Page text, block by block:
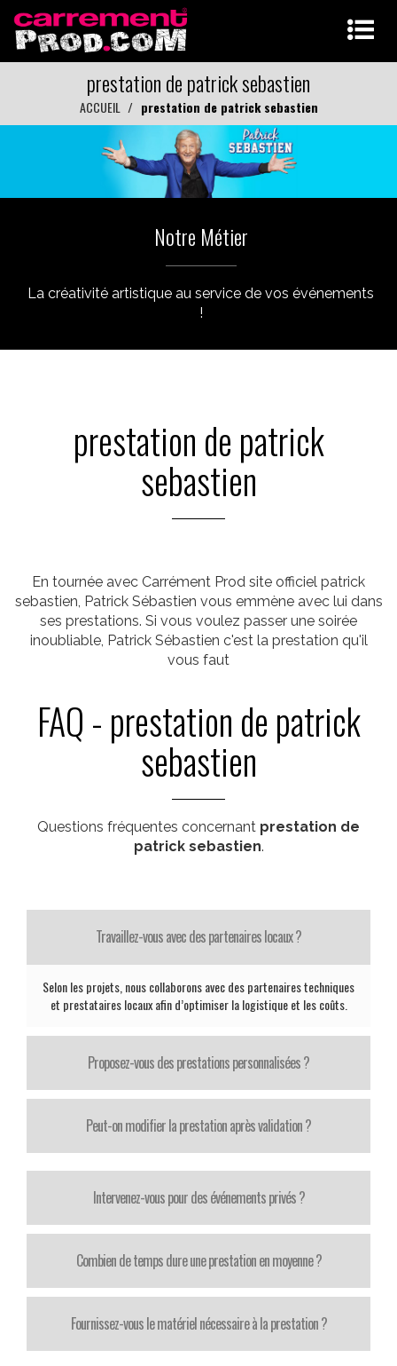
prestation de patrick sebastien
ACCUEIL prestation de patrick sebastien
Notre Métier
La créativité artistique au service de vos événements
!
prestation de patrick
sebastien
En tournée avec Carrément Prod site officiel patrick
sebastien, Patrick Sébastien vous emmène avec lui dans
ses prestations. Si vous voulez passer une soirée
inoubliable, Patrick Sébastien c'est la prestation qu'il
vous faut
FAQ - prestation de patrick
sebastien
Questions fréquentes concernant prestation de
patrick sebastien.
Travaillez-vous avec des partenaires locaux ?
Selon les projets, nous collaborons avec des partenaires techniques
et prestataires locaux afin d’optimiser la logistique et les coûts.
Proposez-vous des prestations personnalisées ?
Peut-on modifier la prestation après validation ?
Intervenez-vous pour des événements privés ?
Combien de temps dure une prestation en moyenne ?
Fournissez-vous le matériel nécessaire à la prestation ?